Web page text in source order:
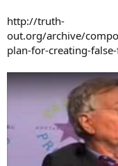
http://truth-
out.org/archive/
plan-for-creating-